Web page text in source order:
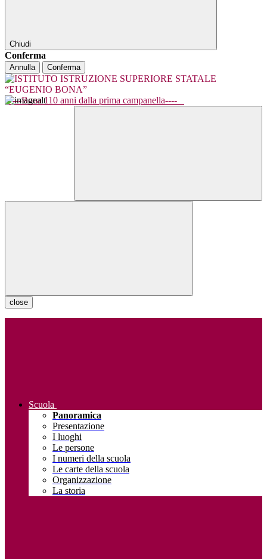
Chiudi
Conferma
Annulla Conferma
----Bona 110 anni dalla prima campanella----
close
Scuola
Panoramica
Presentazione
I luoghi
Le persone
I numeri della scuola
Le carte della scuola
Organizzazione
La storia